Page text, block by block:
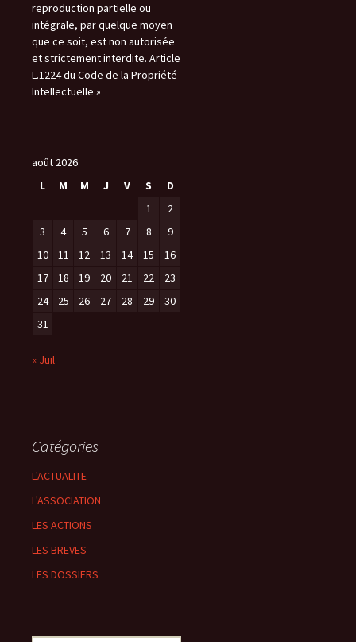
reproduction partielle ou
intégrale, par quelque moyen
que ce soit, est non autorisée
et strictement interdite. Article
L.1224 du Code de la Propriété
Intellectuelle »
août 2026
L
M M J V S
D
1
2
3
4 5 6 7 8
9
10
11 12 13 14 15
16
17
18 19 20 21 22
23
24
25 26 27 28 29
30
31
« Juil
Catégories
L'ACTUALITE
L'ASSOCIATION
LES ACTIONS
LES BREVES
LES DOSSIERS